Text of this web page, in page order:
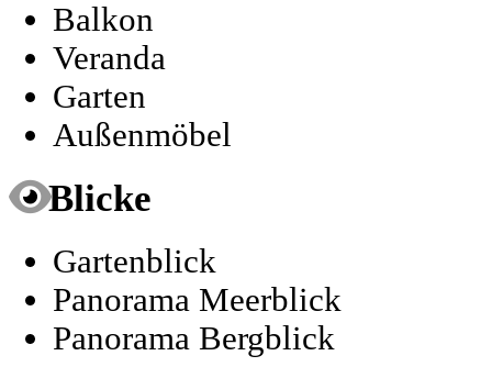
Balkon
Veranda
Garten
Außenmöbel
Blicke
Gartenblick
Panorama Meerblick
Panorama Bergblick